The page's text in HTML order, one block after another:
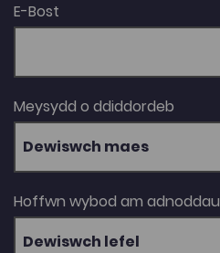
E-Bost
Meysydd o ddiddordeb
Dewiswch maes
Hoffwn wybod am adnoddau
Dewiswch lefel